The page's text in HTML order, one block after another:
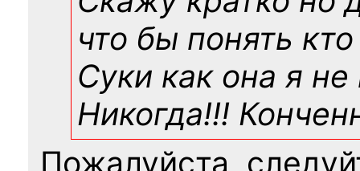
что бы понять
Суки как она я не
Никогда!!!
Пожалуйста,